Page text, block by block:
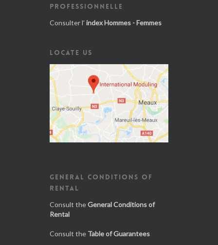
PROFESSIONNELLE
Consulter l' index Hommes - Femmes
LOCATE US
GENERAL CONDITIONS OF
RENTAL
Consult theGeneral Conditions of
Rental
Consult the Table of Guarantees